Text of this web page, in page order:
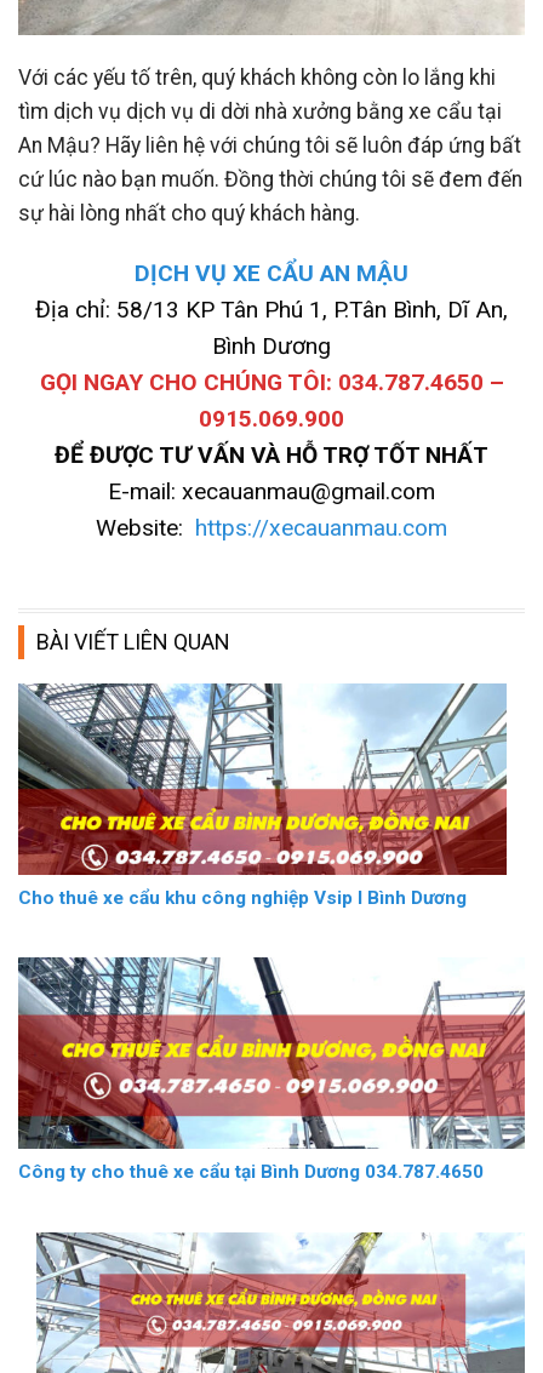
Với các yếu tố trên, quý khách không còn lo lắng khi
tìm dịch vụ dịch vụ di dời nhà xưởng bằng xe cẩu tại
An Mậu? Hãy liên hệ với chúng tôi sẽ luôn đáp ứng bất
cứ lúc nào bạn muốn. Đồng thời chúng tôi sẽ đem đến
sự hài lòng nhất cho quý khách hàng.
DỊCH VỤ XE CẨU AN MẬU
Địa chỉ: 58/13 KP Tân Phú 1, P.Tân Bình, Dĩ An,
Bình Dương
GỌI NGAY CHO CHÚNG TÔI: 034.787.4650 –
0915.069.900
ĐỂ ĐƯỢC TƯ VẤN VÀ HỖ TRỢ TỐT NHẤT
E-mail: xecauanmau@gmail.com
Website: https://xecauanmau.com
BÀI VIẾT LIÊN QUAN
Cho thuê xe cẩu khu công nghiệp Vsip I Bình Dương
Công ty cho thuê xe cẩu tại Bình Dương 034.787.4650